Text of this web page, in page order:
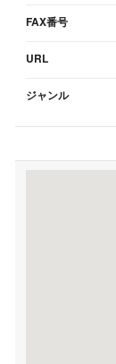
FAX番号
URL
ジャンル